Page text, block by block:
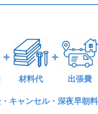
+
材料代
+
出張費
キャンセル・深夜早朝